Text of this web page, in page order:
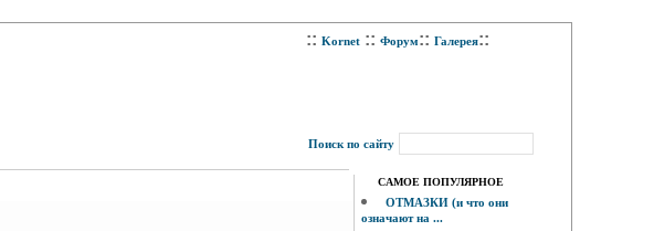
:: Kornet :: Форум:: Галерея::
Поиск по сайту
САМОЕ ПОПУЛЯРНОЕ
ОТМАЗКИ (и что они
означают на ...